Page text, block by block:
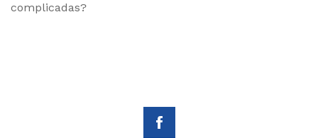
complicadas?